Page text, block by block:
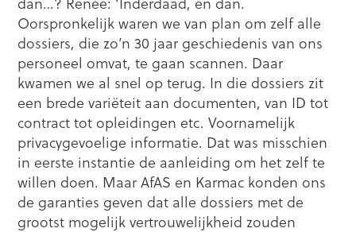
Oorspronkelijk waren we van plan om zelf alle
dossiers, die zo’n 30 jaar geschiedenis van ons
personeel omvat, te gaan scannen. Daar
kwamen we al snel op terug. In die dossiers zit
een brede variëteit aan documenten, van ID tot
contract tot opleidingen etc. Voornamelijk
privacygevoelige informatie. Dat was misschien
in eerste instantie de aanleiding om het zelf te
willen doen. Maar AfAS en Karmac konden ons
de garanties geven dat alle dossiers met de
grootst mogelijk vertrouwelijkheid zouden